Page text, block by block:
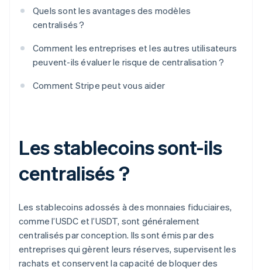
Quels sont les avantages des modèles
centralisés ?
Comment les entreprises et les autres utilisateurs
peuvent-ils évaluer le risque de centralisation ?
Comment Stripe peut vous aider
Les stablecoins sont-ils
centralisés ?
Les stablecoins adossés à des monnaies fiduciaires,
comme l’USDC et l’USDT, sont généralement
centralisés par conception. Ils sont émis par des
entreprises qui gèrent leurs réserves, supervisent les
rachats et conservent la capacité de bloquer des